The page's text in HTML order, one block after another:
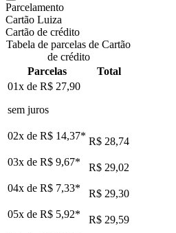
Parcelamento
Cartão Luiza
Cartão de crédito
Tabela de parcelas de Cartão
de crédito
Parcelas
Total
01x de R$ 27,90
sem juros
02x de R$ 14,37* R$ 28,74
03x de R$ 9,67*
R$ 29,02
04x de R$ 7,33*
R$ 29,30
05x de R$ 5,92*
R$ 29,59